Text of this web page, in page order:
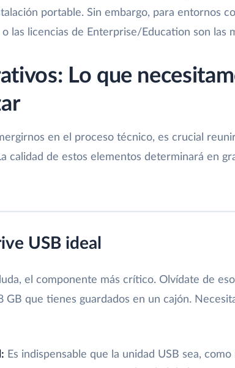
portable. Sin embargo, para entornos
las licencias de Enterprise/Education son las
Lo que
en el proceso técnico, es crucial
calidad de estos elementos determinará en
USB ideal
el componente más crítico. Olvídate de
GB que tienes guardados en un cajón.
Es indispensable que la unidad USB sea, como